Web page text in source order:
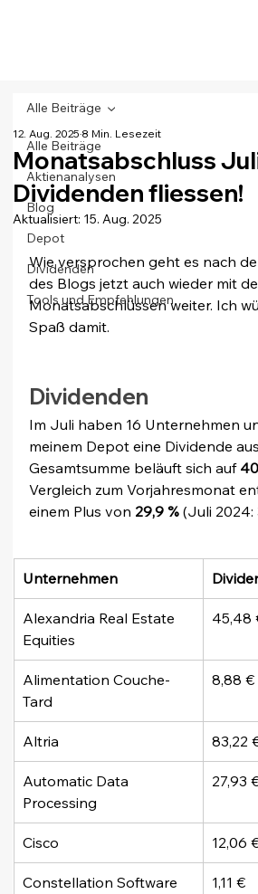
Alle Beiträge
Aktienanalysen
Blog
Depot
Dividenden
Tools und Empfehlungen
Alle Beiträge
Monatsabschluss
Dividenden fliessen!
12. Aug. 20258 Min. Lesezeit
Aktualisiert: 15. Aug. 2025
Wie versprochen geht es nach
des Blogs jetzt auch wieder mit
Monatsabschlüssen weiter. Ich
Spaß damit.
Dividenden
Im Juli haben 16 Unternehmen
meinem Depot eine Dividende
Gesamtsumme beläuft sich auf
Vergleich zum Vorjahresmonat
einem Plus von 29,9 % (Juli 2024:
Unternehmen
Alexandria Real Estate
Equities
45,48
Alimentation Couche-
Tard
8,88 €
Altria 83,22
Automatic Data
Processing
27,93
Cisco 12,06
Constellation Software 1,11 €